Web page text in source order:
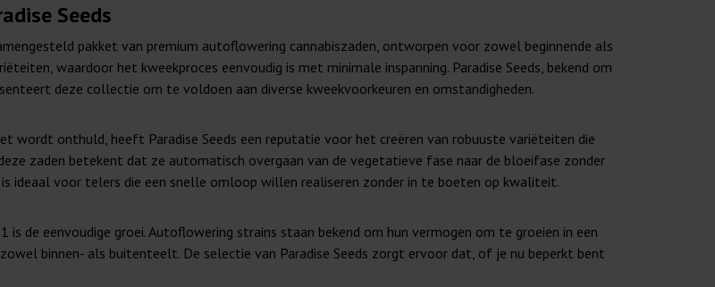
Seeds
pakket van premium autoflowering cannabiszaden, ontworpen voor zowel beginnende als
waardoor het kweekproces eenvoudig is met minimale inspanning. Paradise Seeds, bekend om
deze collectie om te voldoen aan diverse kweekvoorkeuren en omstandigheden.
wordt onthuld, heeft Paradise Seeds een reputatie voor het creëren van robuuste variëteiten die
zaden betekent dat ze automatisch overgaan van de vegetatieve fase naar de bloeifase zonder
is ideaal voor telers die een snelle omloop willen realiseren zonder in te boeten op kwaliteit.
de eenvoudige groei. Autoflowering strains staan bekend om hun vermogen om te groeien in een
binnen- als buitenteelt. De selectie van Paradise Seeds zorgt ervoor dat, of je nu beperkt bent